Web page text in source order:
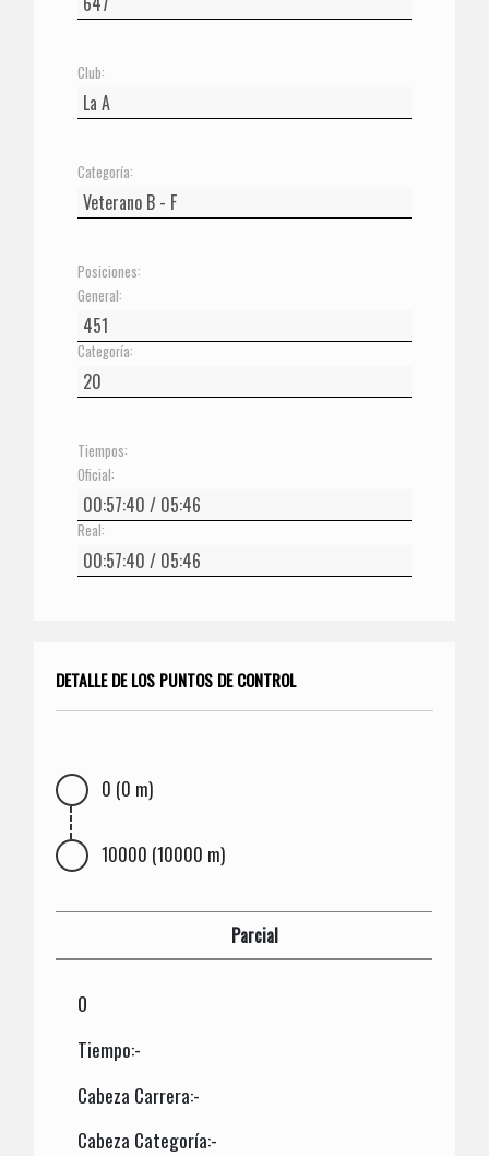
Club:
Categoría:
Posiciones:
General:
Categoría:
Tiempos:
Oficial:
Real:
DETALLE DE LOS PUNTOS DE CONTROL
0 (0 m)
10000 (10000 m)
Parcial
0
Tiempo:-
Cabeza Carrera:-
Cabeza Categoría:-